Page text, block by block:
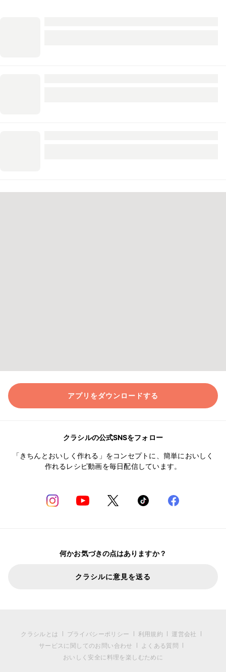
アプリをダウンロードする
クラシルの公式SNSをフォロー
「きちんとおいしく作れる」をコンセプトに、簡単においしく
作れるレシピ動画を毎日配信しています。
何かお気づきの点はありますか？
クラシルに意見を送る
クラシルとは プライバシーポリシー 利用規約
運営会社
サービスに関してのお問い合わせ
よくある質問
おいしく安全に料理を楽しむために